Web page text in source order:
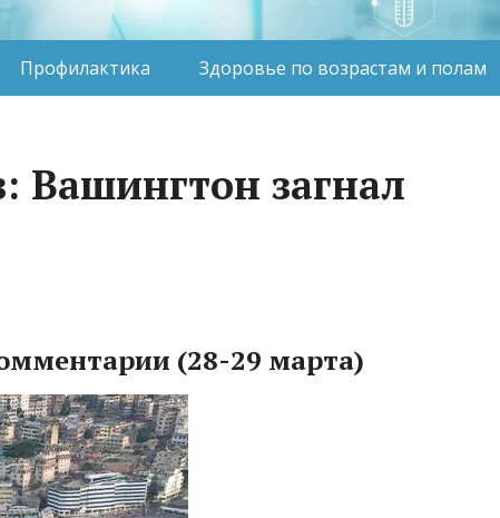
Профилактика Здоровье по возрастам и полам
Вашингтон загнал
(28-29 марта)